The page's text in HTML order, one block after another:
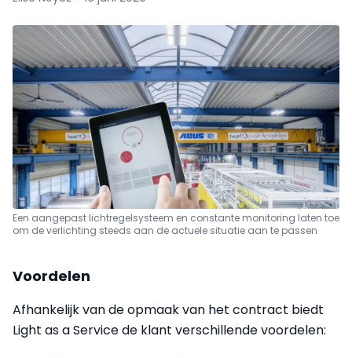
Een aangepast lichtregelsysteem en constante monitoring laten toe
om de verlichting steeds aan de actuele situatie aan te passen
Voordelen
Afhankelijk van de opmaak van het contract biedt
Light as a Service de klant verschillende voordelen: